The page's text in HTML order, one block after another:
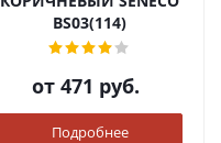
BS03(114)
от 471 руб.
Подробнее